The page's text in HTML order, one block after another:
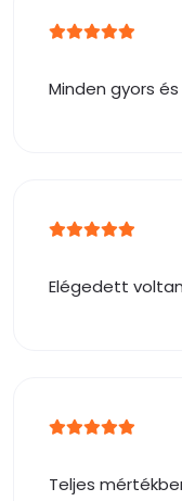
Minden gyors
Elégedett
Teljes